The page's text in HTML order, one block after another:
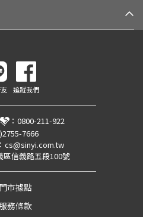
追蹤我們
： 0800-211-922
7666
cs@sinyi.com.tw
區信義路五段100號
門市據點
服務條款